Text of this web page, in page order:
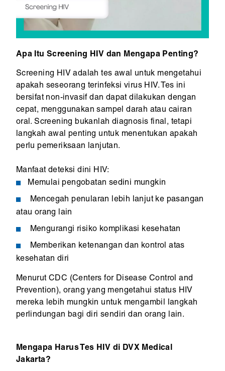
Apa Itu Screening HIV dan Mengapa Penting?
Screening HIV adalah tes awal untuk mengetahui
apakah seseorang terinfeksi virus HIV. Tes ini
bersifat non-invasif dan dapat dilakukan dengan
cepat, menggunakan sampel darah atau cairan
oral. Screening bukanlah diagnosis final, tetapi
langkah awal penting untuk menentukan apakah
perlu pemeriksaan lanjutan.
Manfaat deteksi dini HIV:
Memulai pengobatan sedini mungkin
Mencegah penularan lebih lanjut ke pasangan
atau orang lain
Mengurangi risiko komplikasi kesehatan
Memberikan ketenangan dan kontrol atas
kesehatan diri
Menurut CDC (Centers for Disease Control and
Prevention), orang yang mengetahui status HIV
mereka lebih mungkin untuk mengambil langkah
perlindungan bagi diri sendiri dan orang lain.
Mengapa Harus Tes HIV di DVX Medical
Jakarta?